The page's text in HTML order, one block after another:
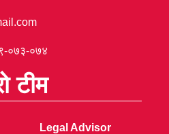
०७३-०७४
टीम
Legal Advisor